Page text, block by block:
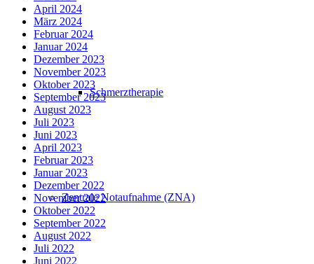
Schmerztherapie
Zentrale Notaufnahme (ZNA)
April 2024
März 2024
Februar 2024
Januar 2024
Dezember 2023
November 2023
Oktober 2023
September 2023
August 2023
Juli 2023
Juni 2023
April 2023
Februar 2023
Januar 2023
Dezember 2022
November 2022
Oktober 2022
September 2022
August 2022
Juli 2022
Juni 2022